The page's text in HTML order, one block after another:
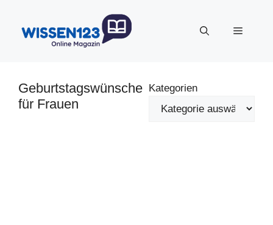
springen
Menü
Geburtstagswünsche
für Frauen
Kategorien